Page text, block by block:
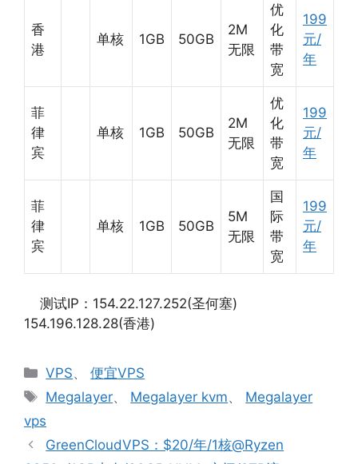
香
港
单核 1GB 50GB
2M
无限
优
化
带
宽
199
元/
年
菲
律
宾
单核 1GB 50GB
2M
无限
优
化
带
宽
199
元/
年
菲
律
宾
单核 1GB 50GB
5M
无限
国
际
带
宽
199
元/
年
测试IP：154.22.127.252(圣何塞)
154.196.128.28(香港)
分
类
VPS、便宜VPS
标
Megalayer、 Megalayer kvm、 Megalayer
vps
GreenCloudVPS：$20/年/1核@Ryzen